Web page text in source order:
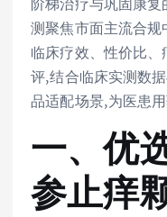
测聚焦市面主流合规
临床疗效、性价比
评,结合临床实测数
品适配场景,为医患用
一、优
参止痒